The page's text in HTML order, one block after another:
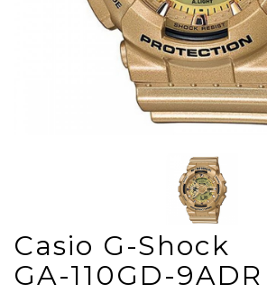
Casio G-Shock
GA-110GD-9ADR